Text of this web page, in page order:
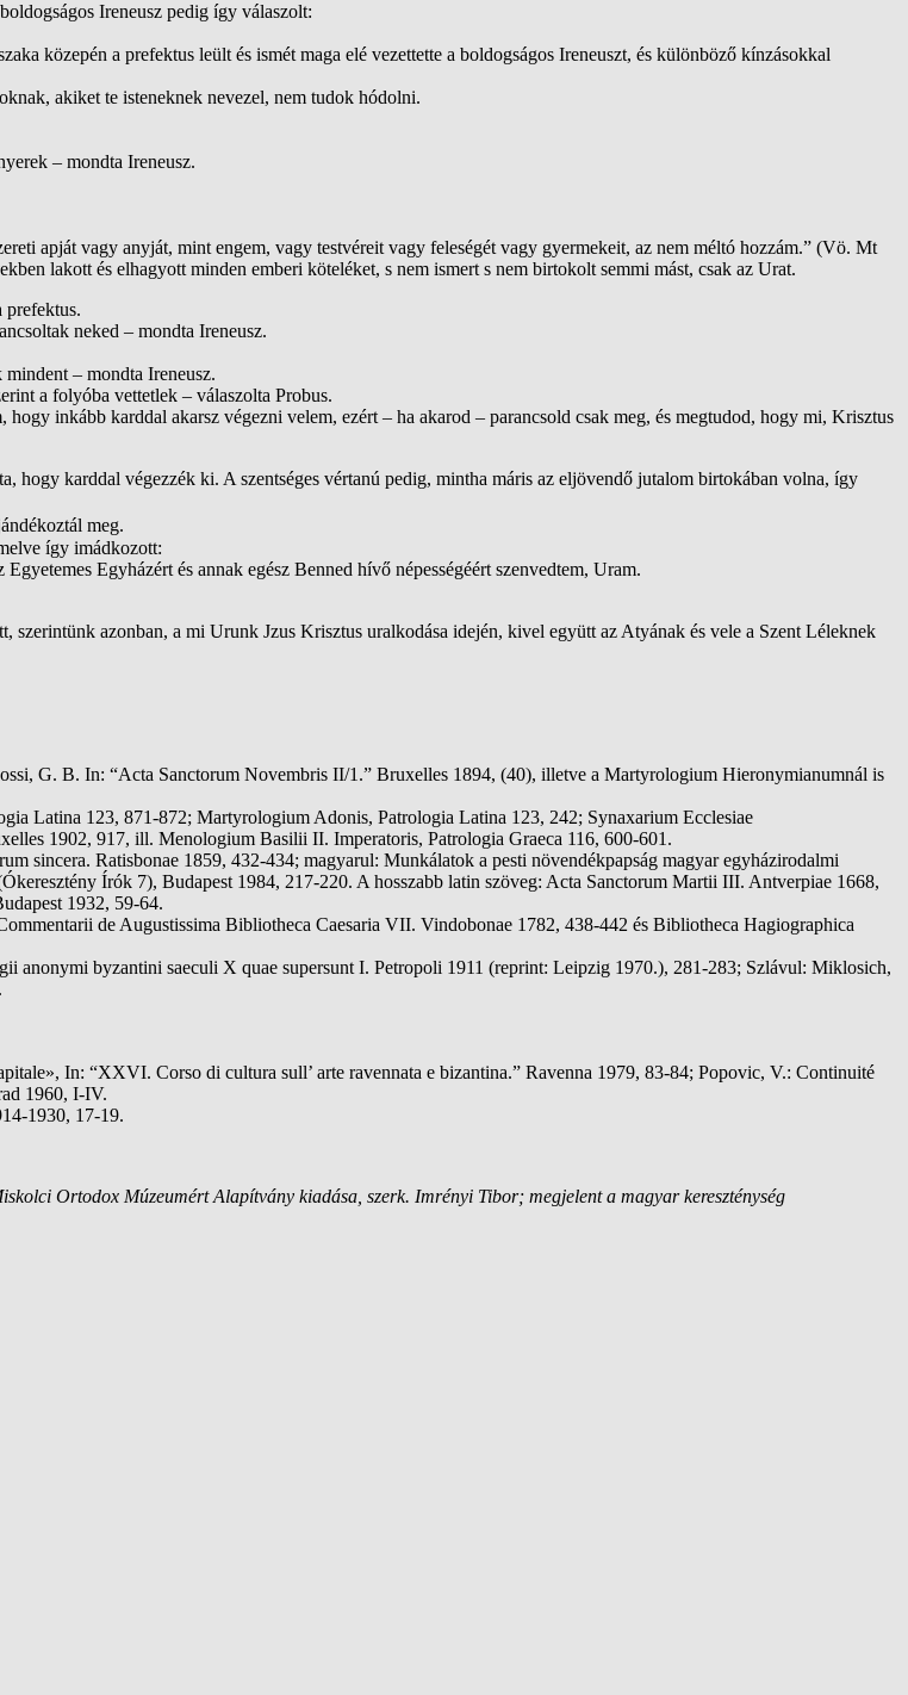
Ireneusz pedig így válaszolt:
közepén a prefektus leült és ismét maga elé vezettette a boldogságos Ireneuszt, és különböző kínzásokkal
akiket te isteneknek nevezel, nem tudok hódolni.
– mondta Ireneusz.
apját vagy anyját, mint engem, vagy testvéreit vagy feleségét vagy gyermekeit, az nem méltó hozzám.” (Vö. Mt
lakott és elhagyott minden emberi köteléket, s nem ismert s nem birtokolt semmi mást, csak az Urat.
prefektus.
neked – mondta Ireneusz.
– mondta Ireneusz.
a folyóba vettetlek – válaszolta Probus.
inkább karddal akarsz végezni velem, ezért – ha akarod – parancsold csak meg, és megtudod, hogy mi, Krisztus
hogy karddal végezzék ki. A szentséges vértanú pedig, mintha máris az eljövendő jutalom birtokában volna, így
meg.
így imádkozott:
Egyházért és annak egész Benned hívő népességéért szenvedtem, Uram.
szerintünk azonban, a mi Urunk Jzus Krisztus uralkodása idején, kivel együtt az Atyának és vele a Szent Léleknek
G. B. In: “Acta Sanctorum Novembris II/1.” Bruxelles 1894, (40), illetve a Martyrologium Hieronymianumnál is
Latina 123, 871-872; Martyrologium Adonis, Patrologia Latina 123, 242; Synaxarium Ecclesiae
1902, 917, ill. Menologium Basilii II. Imperatoris, Patrologia Graeca 116, 600-601.
sincera. Ratisbonae 1859, 432-434; magyarul: Munkálatok a pesti növendékpapság magyar egyházirodalmi
Írók 7), Budapest 1984, 217-220. A hosszabb latin szöveg: Acta Sanctorum Martii III. Antverpiae 1668,
1932, 59-64.
de Augustissima Bibliotheca Caesaria VII. Vindobonae 1782, 438-442 és Bibliotheca Hagiographica
anonymi byzantini saeculi X quae supersunt I. Petropoli 1911 (reprint: Leipzig 1970.), 281-283; Szlávul: Miklosich,
In: “XXVI. Corso di cultura sull’ arte ravennata e bizantina.” Ravenna 1979, 83-84; Popovic, V.: Continuité
1960, I-IV.
1930, 17-19.
Ortodox Múzeumért Alapítvány kiadása, szerk. Imrényi Tibor; megjelent a magyar kereszténység